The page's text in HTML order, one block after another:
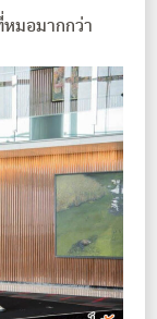
หมอมากกว่า